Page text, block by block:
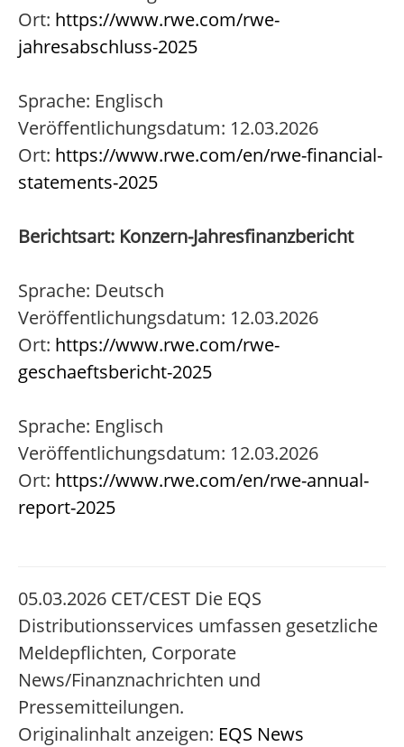
Ort: https://www.rwe.com/rwe-
jahresabschluss-2025
Sprache: Englisch
Veröffentlichungsdatum: 12.03.2026
Ort: https://www.rwe.com/en/rwe-financial-
statements-2025
Berichtsart: Konzern-Jahresfinanzbericht
Sprache: Deutsch
Veröffentlichungsdatum: 12.03.2026
Ort: https://www.rwe.com/rwe-
geschaeftsbericht-2025
Sprache: Englisch
Veröffentlichungsdatum: 12.03.2026
Ort: https://www.rwe.com/en/rwe-annual-
report-2025
05.03.2026 CET/CEST Die EQS
Distributionsservices umfassen gesetzliche
Meldepflichten, Corporate
News/Finanznachrichten und
Pressemitteilungen.
Originalinhalt anzeigen: EQS News